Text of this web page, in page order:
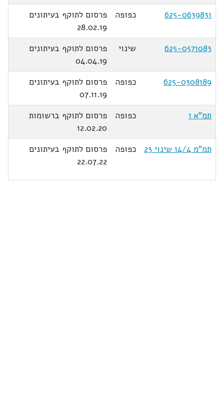
625-0639831
כפופה
פרסום לתוקף בעיתונים
28.02.19
625-0571083
שינוי
פרסום לתוקף בעיתונים
04.04.19
625-0308189
כפופה
פרסום לתוקף בעיתונים
07.11.19
תמ"א 1
כפופה
פרסום לתוקף ברשומות
12.02.20
תמ"מ 14/4 שינוי 23
כפופה
פרסום לתוקף בעיתונים
22.07.22